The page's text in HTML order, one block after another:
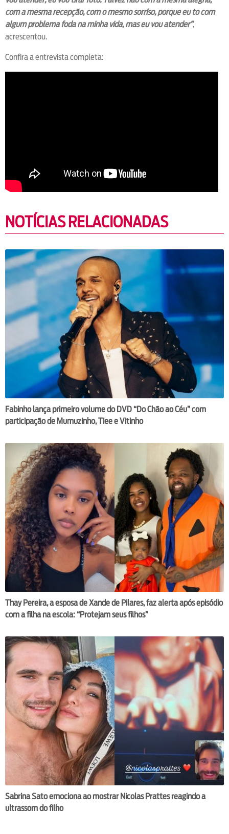
com a mesma recepção, com o mesmo sorriso, porque eu to com
algum problema foda na minha vida, mas eu vou atender”,
acrescentou.
Confira a entrevista completa:
NOTÍCIAS RELACIONADAS
Fabinho lança primeiro volume do DVD “Do Chão ao Céu” com
participação de Mumuzinho, Tiee e Vitinho
Thay Pereira, a esposa de Xande de Pilares, faz alerta após episódio
com a filha na escola: “Protejam seus filhos”
Sabrina Sato emociona ao mostrar Nicolas Prattes reagindo a
ultrassom do filho